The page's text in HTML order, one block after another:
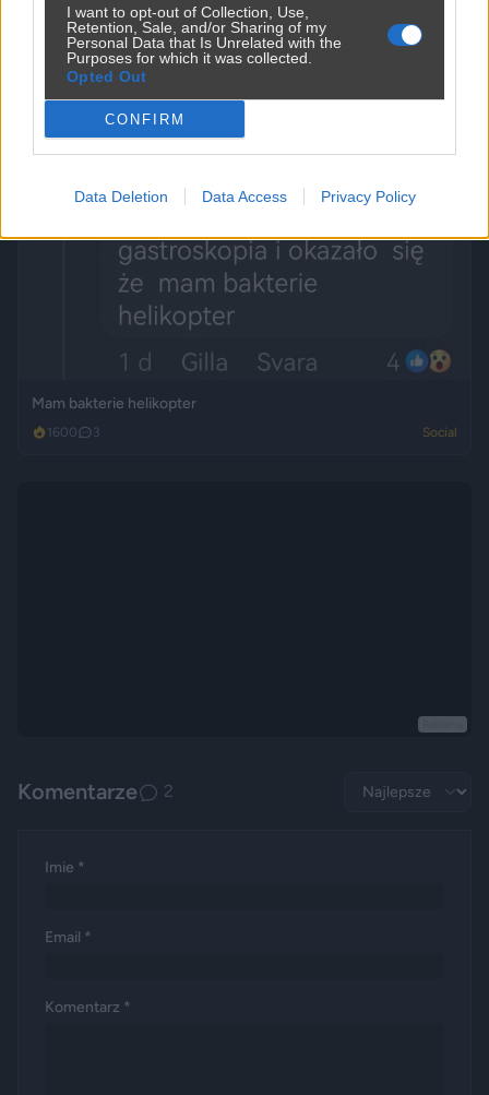
I want to opt-out of Collection, Use,
Retention, Sale, and/or Sharing of my
Personal Data that Is Unrelated with the
Purposes for which it was collected.
Opted Out
CONFIRM
Data Deletion Data Access Privacy Policy
Fuj, jaja wypadają kurom z tyłków
1680 1
Mam bakterie helikopter
1600 3 Social
Komentarze 2
Imie *
Email *
Komentarz *